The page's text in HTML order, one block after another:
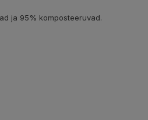
ja 95% komposteeruvad.